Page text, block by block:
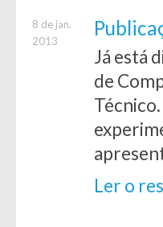
8 de jan.
2013
Já está
de
Ler o